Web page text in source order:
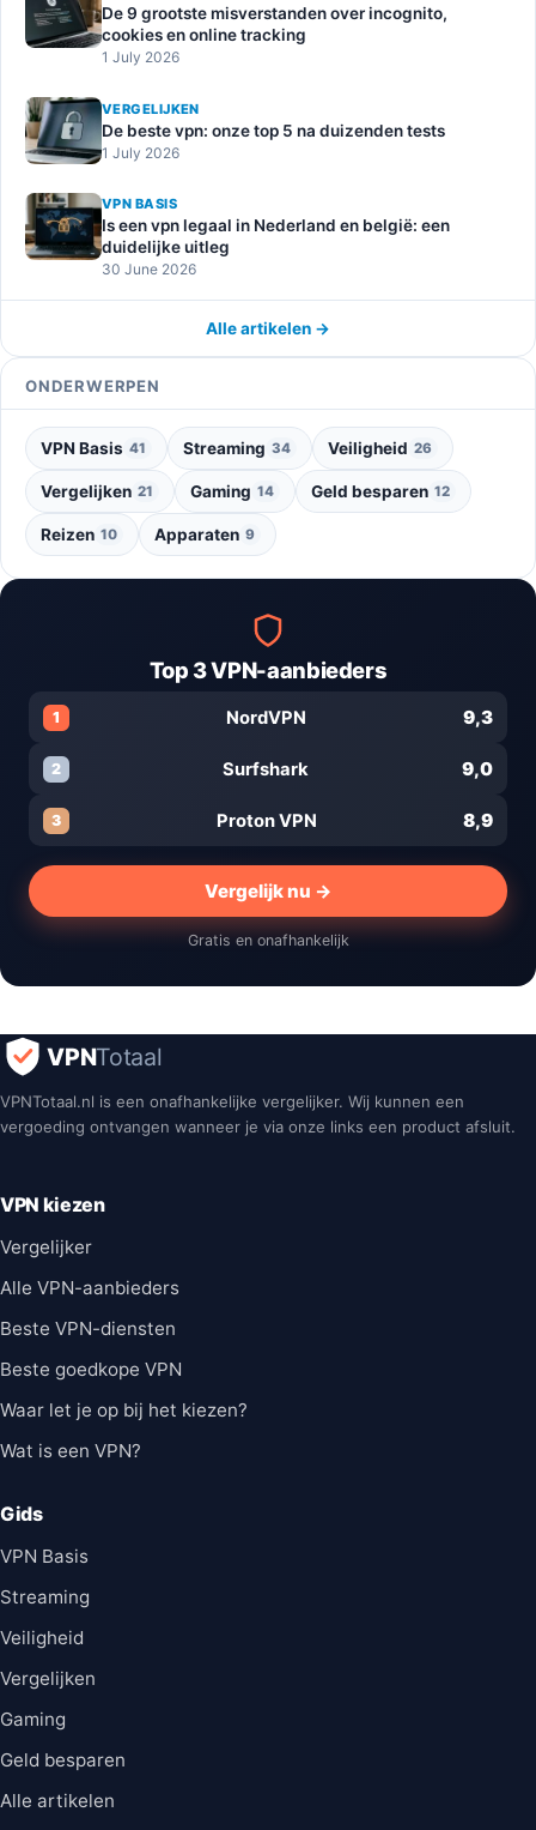
De 9 grootste misverstanden over incognito,
cookies en online tracking
1 July 2026
VERGELIJKEN
De beste vpn: onze top 5 na duizenden tests
1 July 2026
VPN BASIS
Is een vpn legaal in Nederland en belgië: een
duidelijke uitleg
30 June 2026
Alle artikelen →
ONDERWERPEN
VPN Basis 41 Streaming 34 Veiligheid 26
Vergelijken 21 Gaming 14 Geld besparen 12
Reizen 10 Apparaten 9
Top 3 VPN-aanbieders
1 NordVPN 9,3
2 Surfshark 9,0
3 Proton VPN 8,9
Vergelijk nu →
Gratis en onafhankelijk
VPNTotaal
VPNTotaal.nl is een onafhankelijke vergelijker. Wij kunnen een
vergoeding ontvangen wanneer je via onze links een product afsluit.
VPN kiezen
Vergelijker
Alle VPN-aanbieders
Beste VPN-diensten
Beste goedkope VPN
Waar let je op bij het kiezen?
Wat is een VPN?
Gids
VPN Basis
Streaming
Veiligheid
Vergelijken
Gaming
Geld besparen
Alle artikelen